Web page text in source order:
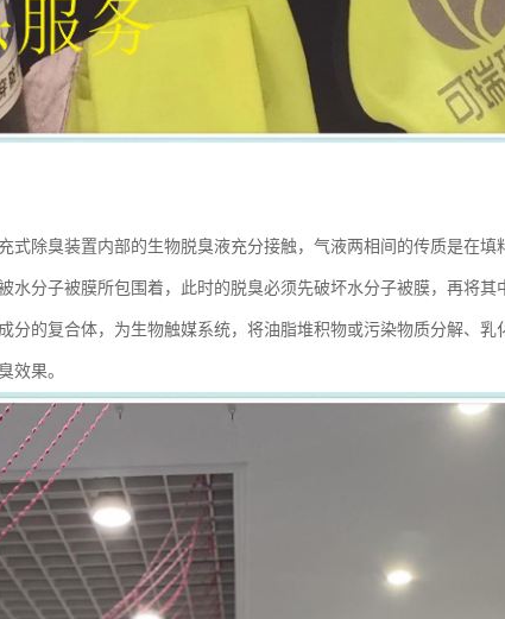
式除臭装置内部的生物脱臭液充分接触，气液两相间的传质是在填
水分子被膜所包围着，此时的脱臭必须先破坏水分子被膜，再将其
分的复合体，为生物触媒系统，将油脂堆积物或污染物质分解、乳
效果。